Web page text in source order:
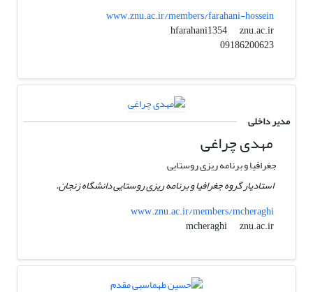
www.znu.ac.ir/members/farahani-hossein
hfarahani1354
znu.ac.ir
09186200623
مدیر داخلی
مهدی چراغی
جغرافیا و برنامه ریزی روستایی
استادیار گروه جغرافیا و برنامه ریزی روستایی دانشگاه زنجان.
www.znu.ac.ir/members/mcheraghi
mcheraghi
znu.ac.ir